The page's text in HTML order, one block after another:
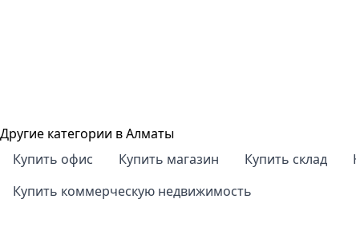
Другие категории в Алматы
Купить офис
Купить магазин Купить склад
Купить коммерческую недвижимость